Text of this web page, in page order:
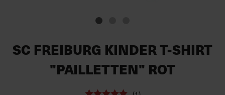
SC FREIBURG KINDER T-SHIRT
"PAILLETTEN" ROT